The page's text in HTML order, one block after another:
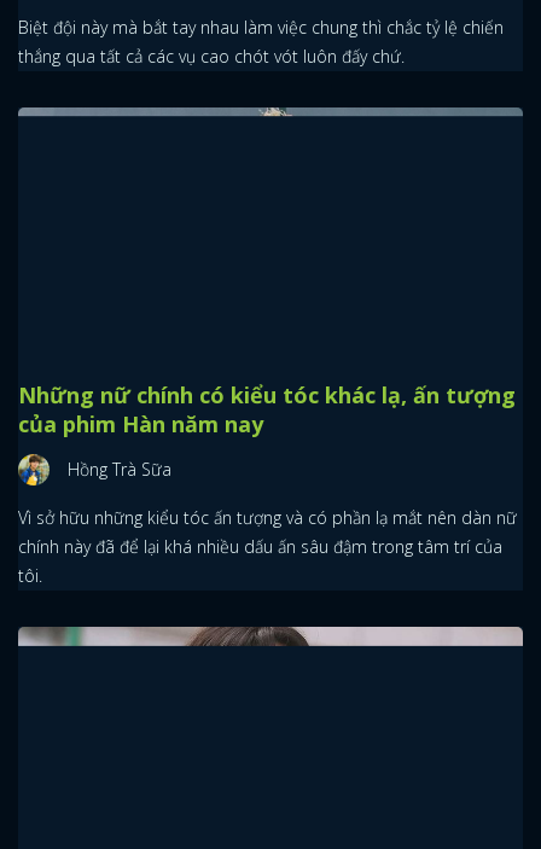
Biệt đội này mà bắt tay nhau làm việc chung thì chắc tỷ lệ chiến
thắng qua tất cả các vụ cao chót vót luôn đấy chứ.
Những nữ chính có kiểu tóc khác lạ, ấn tượng
của phim Hàn năm nay
Hồng Trà Sữa
Vì sở hữu những kiểu tóc ấn tượng và có phần lạ mắt nên dàn nữ
chính này đã để lại khá nhiều dấu ấn sâu đậm trong tâm trí của
tôi.